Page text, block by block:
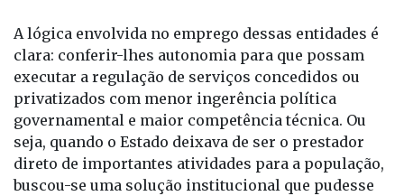
A lógica envolvida no emprego dessas entidades é
clara: conferir-lhes autonomia para que possam
executar a regulação de serviços concedidos ou
privatizados com menor ingerência política
governamental e maior competência técnica. Ou
seja, quando o Estado deixava de ser o prestador
direto de importantes atividades para a população,
buscou-se uma solução institucional que pudesse